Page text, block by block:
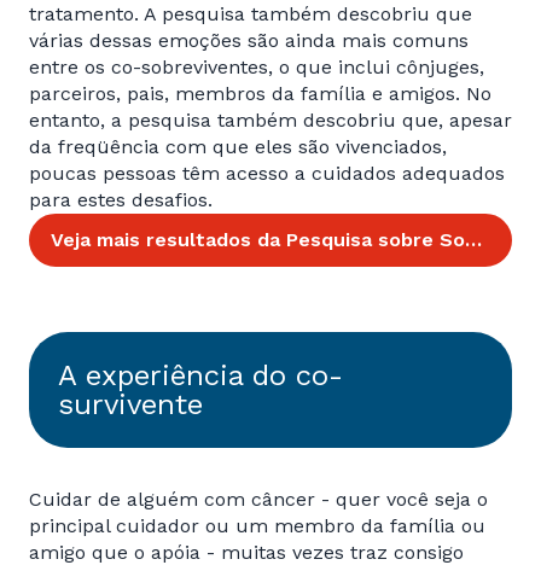
tratamento. A pesquisa também descobriu que
várias dessas emoções são ainda mais comuns
entre os co-sobreviventes, o que inclui cônjuges,
parceiros, pais, membros da família e amigos. No
entanto, a pesquisa também descobriu que, apesar
da freqüência com que eles são vivenciados,
poucas pessoas têm acesso a cuidados adequados
para estes desafios.
Veja mais resultados da Pesquisa sobre Sobrevivência de cordoma
A experiência do co-
survivente
Cuidar de alguém com câncer - quer você seja o
principal cuidador ou um membro da família ou
amigo que o apóia - muitas vezes traz consigo